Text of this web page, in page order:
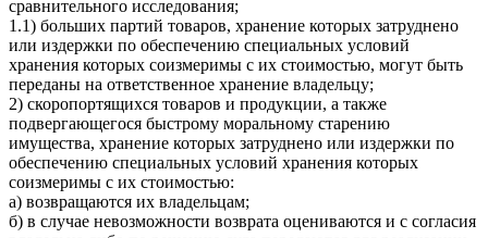
сравнительного исследования;
1.1) больших партий товаров, хранение которых затруднено
или издержки по обеспечению специальных условий
хранения которых соизмеримы с их стоимостью, могут быть
переданы на ответственное хранение владельцу;
2) скоропортящихся товаров и продукции, а также
подвергающегося быстрому моральному старению
имущества, хранение которых затруднено или издержки по
обеспечению специальных условий хранения которых
соизмеримы с их стоимостью:
а) возвращаются их владельцам;
б) в случае невозможности возврата оцениваются и с согласия